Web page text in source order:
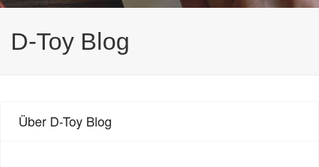
D-Toy Blog
Über D-Toy Blog